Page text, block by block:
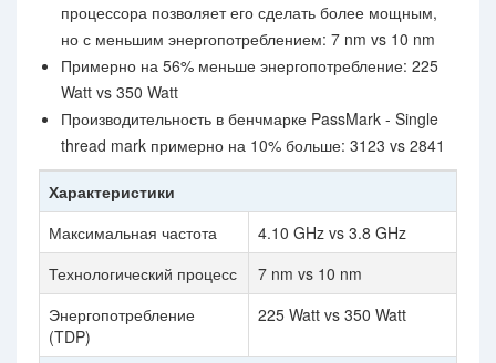
процессора позволяет его сделать более мощным,
но с меньшим энергопотреблением: 7 nm vs 10 nm
Примерно на 56% меньше энергопотребление: 225
Watt vs 350 Watt
Производительность в бенчмарке PassMark - Single
thread mark примерно на 10% больше: 3123 vs 2841
Характеристики
Максимальная частота
4.10 GHz vs 3.8 GHz
Технологический процесс
7 nm vs 10 nm
Энергопотребление
(TDP)
225 Watt vs 350 Watt